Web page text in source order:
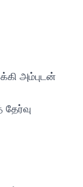
அம்புடன்